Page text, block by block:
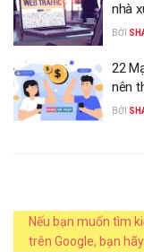
nhà
BỞI
22
nên
BỞI
Nếu bạn muốn tìm
trên Google, bạn